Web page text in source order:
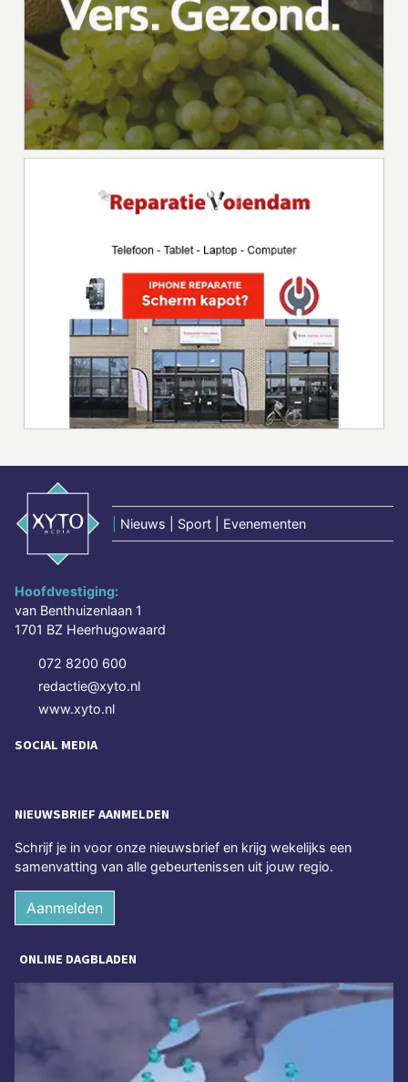
Nieuws | Sport | Evenementen
Hoofdvestiging:
van Benthuizenlaan 1
1701 BZ Heerhugowaard
072 8200 600
redactie@xyto.nl
www.xyto.nl
SOCIAL MEDIA
NIEUWSBRIEF AANMELDEN
Schrijf je in voor onze nieuwsbrief en krijg wekelijks een
samenvatting van alle gebeurtenissen uit jouw regio.
Aanmelden
ONLINE DAGBLADEN